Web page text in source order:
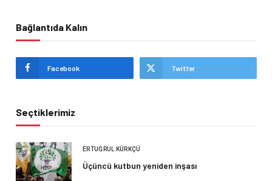
Bağlantıda Kalın
Facebook Twitter
Seçtiklerimiz
ERTUĞRUL KÜRKÇÜ
Üçüncü kutbun yeniden inşası